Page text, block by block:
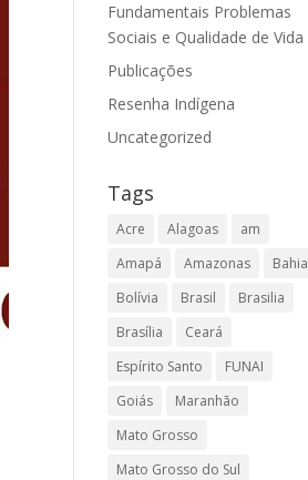
Fundamentais Problemas
Sociais e Qualidade de Vida
Publicações
Resenha Indígena
Uncategorized
Tags
Acre Alagoas
am
Amapá
Amazonas
Bahia
Bolívia
Brasil
Brasilia
Brasília
Ceará
Espírito Santo
FUNAI
Goiás
Maranhão
Mato Grosso
Mato Grosso do Sul